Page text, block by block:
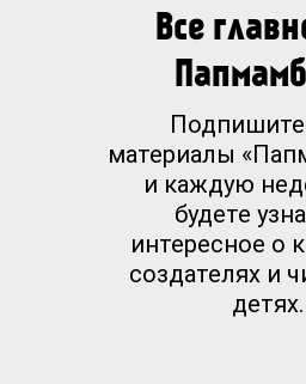
Все
материалы
и каждую
будете
интересное о
создателях и
детях.